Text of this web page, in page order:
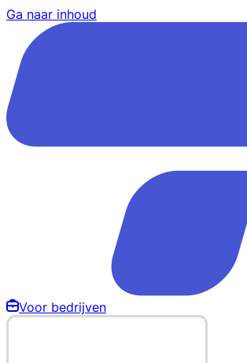
Ga naar inhoud
Voor bedrijven